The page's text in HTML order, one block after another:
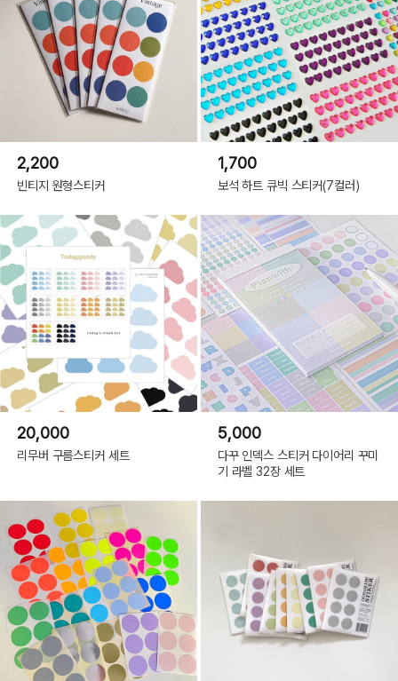
2,200
빈티지 원형스티커
1,700
보석 하트 큐빅 스티커(7컬러)
20,000
리무버 구름스티커 세트
5,000
다꾸 인덱스 스티커 다이어리 꾸미
기 라벨 32장 세트